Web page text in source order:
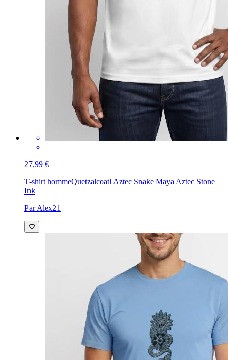
27,99 €
T-shirt hommeQuetzalcoatl Aztec Snake Maya Aztec Stone
Ink
Par Alex21